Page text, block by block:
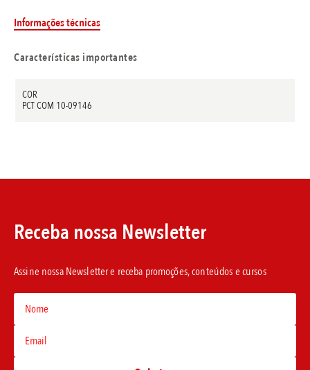
Informações técnicas
Características importantes
COR
PCT COM 10-09146
Receba nossa Newsletter
Assine nossa Newsletter e receba promoções, conteúdos e cursos